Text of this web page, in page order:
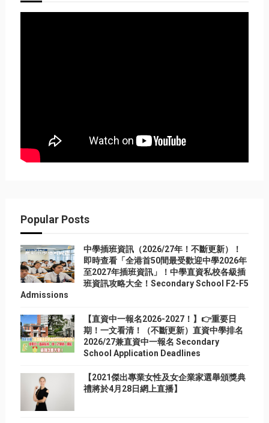
Popular Posts
中學插班資訊（2026/27年！不斷更新）！
即時查看「全港首50間最受歡迎中學2026年
至2027年插班資訊」！中學直資私校各級插
班資訊攻略大全！Secondary School F2-F5
Admissions
【直資中一報名2026-2027！】👉重要日
期！一文看清！（不斷更新）直資中學排名
2026/27兼直資中一報名 Secondary
School Application Deadlines
【2021傑出專業女性及女企業家選舉頒獎典
禮將於4月28日網上直播】